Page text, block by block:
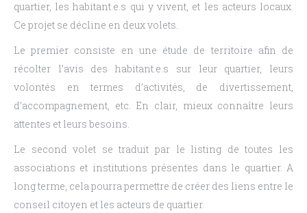
quartier, les habitant.e.s qui y vivent, et les acteurs locaux.
Ce projet se décline en deux volets.
Le premier consiste en une étude de territoire afin de
récolter l’avis des habitant.e.s sur leur quartier, leurs
volontés en termes d’activités, de divertissement,
d’accompagnement, etc. En clair, mieux connaître leurs
attentes et leurs besoins.
Le second volet se traduit par le listing de toutes les
associations et institutions présentes dans le quartier. A
long terme, cela pourra permettre de créer des liens entre le
conseil citoyen et les acteurs de quartier.